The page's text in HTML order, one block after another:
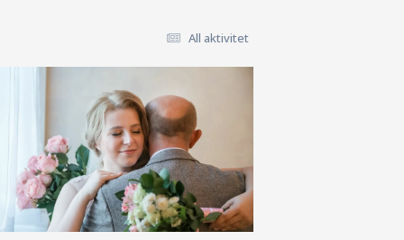
All aktivitet